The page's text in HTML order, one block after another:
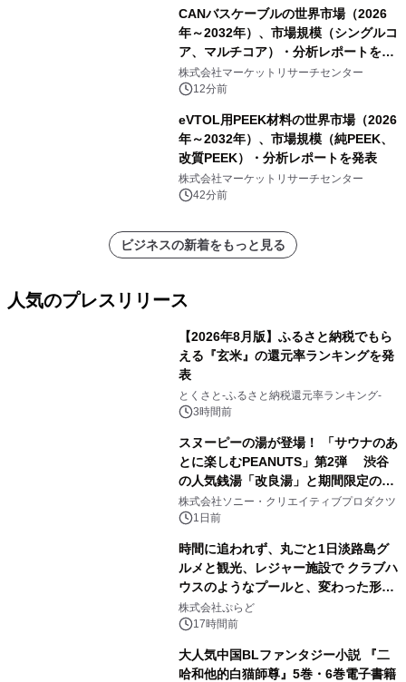
CANバスケーブルの世界市場（2026
年～2032年）、市場規模（シングルコ
ア、マルチコア）・分析レポートを発
表
株式会社マーケットリサーチセンター
12分前
eVTOL用PEEK材料の世界市場（2026
年～2032年）、市場規模（純PEEK、
改質PEEK）・分析レポートを発表
株式会社マーケットリサーチセンター
42分前
ビジネスの新着をもっと見る
人気のプレスリリース
【2026年8月版】ふるさと納税でもら
える『玄米』の還元率ランキングを発
表
とくさと-ふるさと納税還元率ランキング-
3時間前
スヌーピーの湯が登場！ 「サウナのあ
とに楽しむPEANUTS」第2弾 渋谷
の人気銭湯「改良湯」と期間限定のコ
ラボレーション サウナイキタイコラ
ボグッズも発売決定！
株式会社ソニー・クリエイティブプロダクツ
1日前
時間に追われず、丸ごと1日淡路島グ
ルメと観光、レジャー施設で クラブハ
ウスのようなプールと、変わった形の
サウナも 「THE BOXY AWAJI」のお
得な素泊まり連泊プランで
株式会社ぷらど
17時間前
大人気中国BLファンタジー小説 『二
哈和他的白猫師尊』5巻・6巻電子書籍